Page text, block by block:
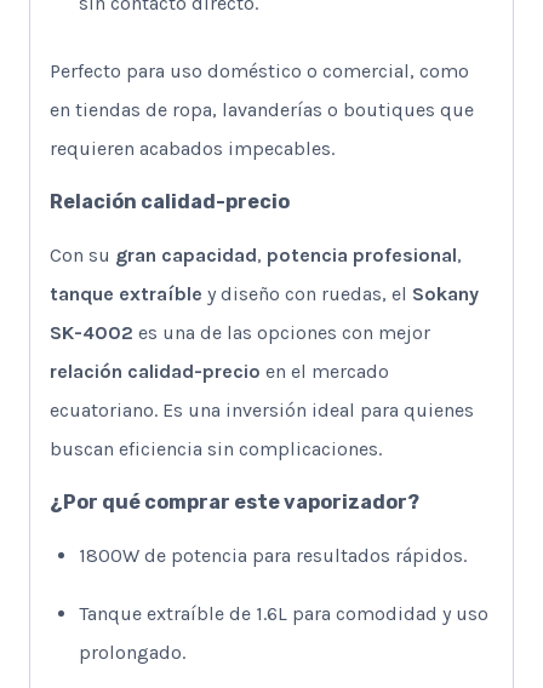
Perfecto para uso doméstico o comercial, como
en tiendas de ropa, lavanderías o boutiques que
requieren acabados impecables.
Relación calidad-precio
Con su gran capacidad, potencia profesional,
tanque extraíble y diseño con ruedas, el Sokany
SK-4002 es una de las opciones con mejor
relación calidad-precio en el mercado
ecuatoriano. Es una inversión ideal para quienes
buscan eficiencia sin complicaciones.
¿Por qué comprar este vaporizador?
1800W de potencia para resultados rápidos.
Tanque extraíble de 1.6L para comodidad y uso
prolongado.